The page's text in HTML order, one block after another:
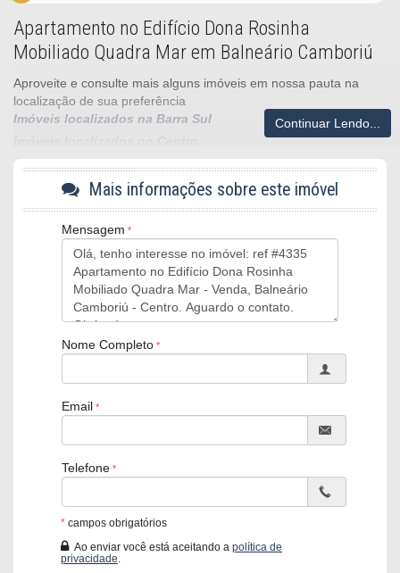
Apartamento no Edifício Dona Rosinha
Mobiliado Quadra Mar em Balneário Camboriú
Aproveite e consulte mais alguns imóveis em nossa pauta na
localização de sua preferência
Imóveis localizados na Barra Sul
Os valores dos imóveis estão sujeitos a alteração sem aviso
Dona Rosinha:
03 dormitórios, sendo 01 suíte
Banheiro social
Sala de estar e jantar
Área de serviço
Sacada integrada
01 vaga de garagem privativa
Características do Imóvel
Ar Condicionado
Área de Serviço
Cozinha
Sacada Integrada
Características do Empreendimento
Salão de Festas
Piscina
Continuar Lendo...
Mais informações sobre este imóvel
Mensagem
Nome Completo
Email
Telefone
* campos obrigatórios
Ao enviar você está aceitando a política de
privacidade